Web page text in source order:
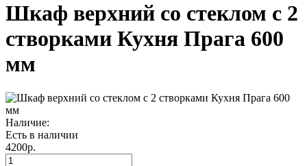
Шкаф верхний со стеклом с 2
створками Кухня Прага 600
мм
Наличие:
Есть в наличии
4200р.